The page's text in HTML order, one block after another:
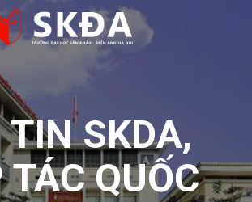
TIN SKDA,
TÁC QUỐC